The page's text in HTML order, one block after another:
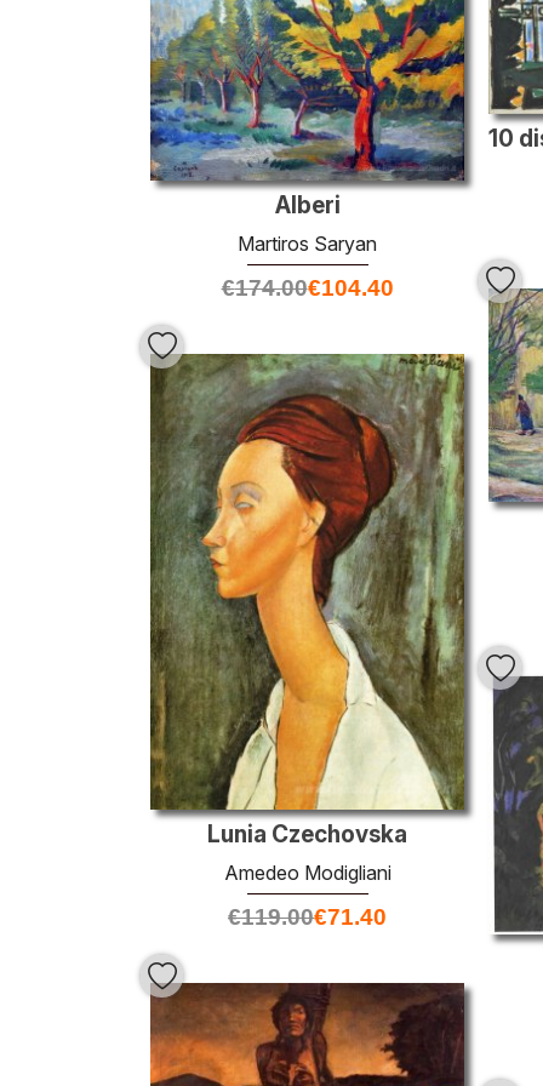
Alberi
Martiros Saryan
€174.00€104.40
Lunia Czechovska
Amedeo Modigliani
€119.00€71.40